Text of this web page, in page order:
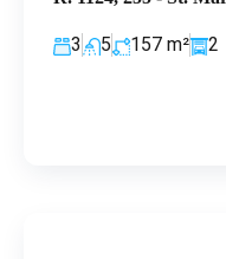
3 5 157 m² 2